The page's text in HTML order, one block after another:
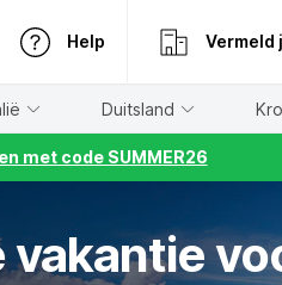
Help Vermeld
Duitsland
met code SUMMER26